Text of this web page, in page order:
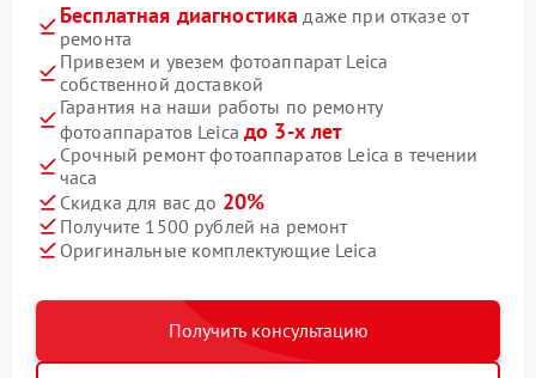
Бесплатная диагностика даже при отказе от
ремонта
Привезем и увезем фотоаппарат Leica
собственной доставкой
Гарантия на наши работы по ремонту
фотоаппаратов Leicaдо 3-х лет
Срочный ремонт фотоаппаратов Leica в течении
часа
Скидка для вас до 20%
Получите 1500 рублей на ремонт
Оригинальные комплектующие Leica
Получить консультацию